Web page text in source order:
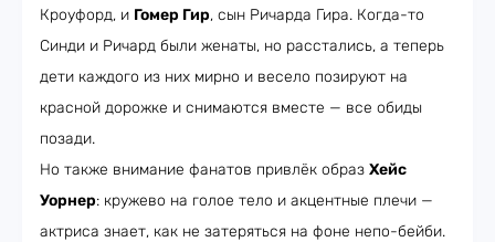
Кроуфорд, и Гомер Гир, сын Ричарда Гира. Когда-то
Синди и Ричард были женаты, но расстались, а теперь
дети каждого из них мирно и весело позируют на
красной дорожке и снимаются вместе — все обиды
позади.
Но также внимание фанатов привлёк образ Хейс
Уорнер: кружево на голое тело и акцентные плечи —
актриса знает, как не затеряться на фоне непо-бейби.